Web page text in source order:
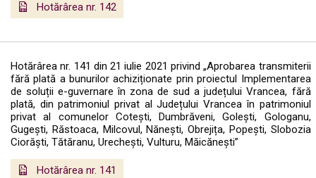
Hotărârea nr. 142
Hotărârea nr. 141 din 21 iulie 2021 privind „Aprobarea transmiterii
fără plată a bunurilor achiziționate prin proiectul Implementarea
de soluții e-guvernare în zona de sud a județului Vrancea, fără
plată, din patrimoniul privat al Județului Vrancea în patrimoniul
privat al comunelor Cotești, Dumbrăveni, Golești, Gologanu,
Gugești, Răstoaca, Milcovul, Nănești, Obrejița, Popești, Slobozia
Ciorăști, Tătăranu, Urechești, Vulturu, Măicănești”
Hotărârea nr. 141